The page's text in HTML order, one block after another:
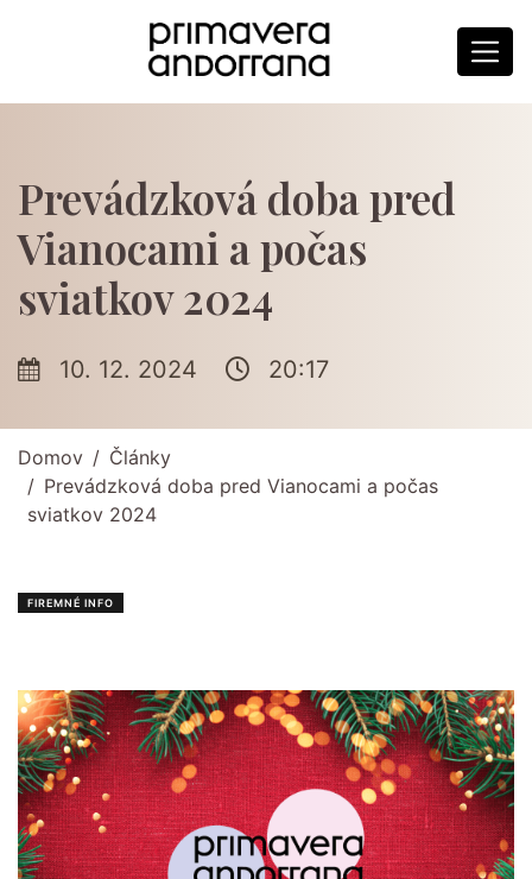
Prevádzková doba pred
Vianocami a počas
sviatkov 2024
10. 12. 2024 20:17
Domov
Články
Prevádzková doba pred Vianocami a počas
sviatkov 2024
FIREMNÉ INFO